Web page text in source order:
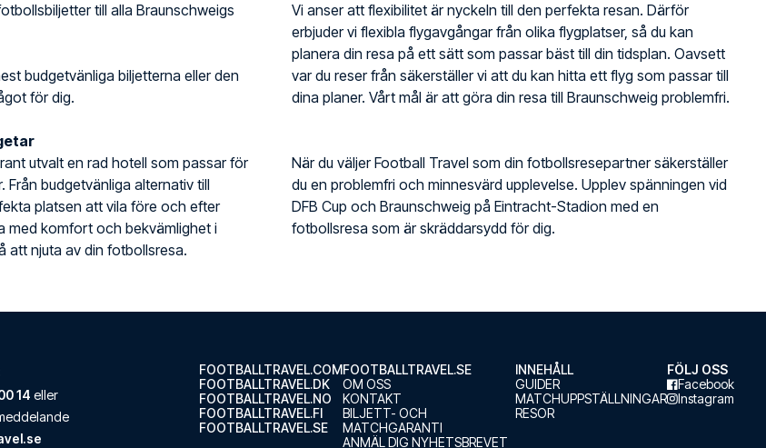
till alla Braunschweigs
budgetvänliga biljetterna eller den
för dig.
utvalt en rad hotell som passar för
budgetvänliga alternativ till
platsen att vila före och efter
med komfort och bekvämlighet i
att njuta av din fotbollsresa.
Vi anser att flexibilitet är nyckeln till den perfekta resan. Därför
erbjuder vi flexibla flygavgångar från olika flygplatser, så du kan
planera din resa på ett sätt som passar bäst till din tidsplan. Oavsett
var du reser från säkerställer vi att du kan hitta ett flyg som passar till
dina planer. Vårt mål är att göra din resa till Braunschweig problemfri.
När du väljer Football Travel som din fotbollsresepartner säkerställer
du en problemfri och minnesvärd upplevelse. Upplev spänningen vid
DFB Cup och Braunschweig på Eintracht-Stadion med en
fotbollsresa som är skräddarsydd för dig.
14 eller
FOOTBALLTRAVEL.COM
FOOTBALLTRAVEL.DK
FOOTBALLTRAVEL.NO
FOOTBALLTRAVEL.FI
FOOTBALLTRAVEL.SE
FOOTBALLTRAVEL.SE
OM OSS
KONTAKT
BILJETT- OCH
MATCHGARANTI
ANMÄL DIG NYHETSBREVET
INNEHÅLL
GUIDER
MATCHUPPSTÄLLNINGAR
RESOR
FÖLJ OSS
Facebook
Instagram